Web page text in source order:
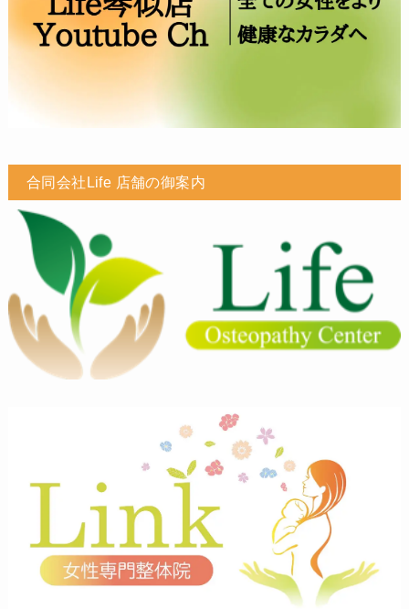
合同会社Life 店舗の御案内